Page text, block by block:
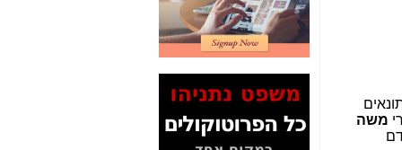
ציטוט שגם עיתונאים
משה
2" על תעלולי השר
משה כחלון -כאן
המשך חשיפת הבלוף
ששמו "מהפיכת
הסלולר" ואיך מסרסים
את הנתונים לציבור -
כאן